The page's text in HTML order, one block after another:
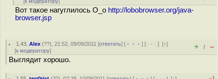
Вот такое нагуглилось О_о http://lobobrowser.org/java-
browser.jsp
1.43 ,Alex (??), 21:52, 09/09/2011 [ответить] [ ﹢﹢﹢] [ · · ·][↑]
[к модератору] + / –
Выглядит хорошо.
–1